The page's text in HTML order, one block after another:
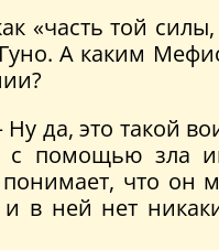
«часть той
А каким
да, это такой
с помощью зла
что он
в ней нет